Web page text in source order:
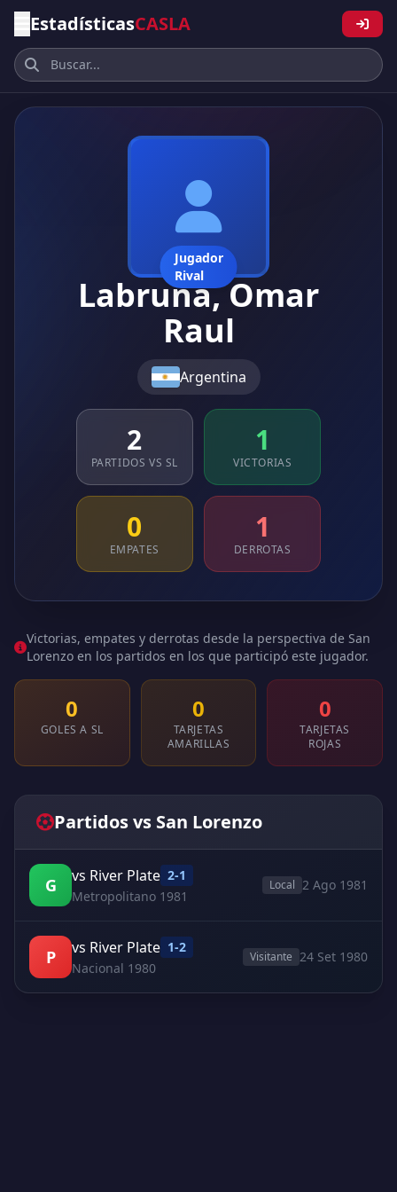
EstadísticasCASLA
Jugador
Rival
Labruna, Omar
Raul
Argentina
2
PARTIDOS VS SL
1
VICTORIAS
0
EMPATES
1
DERROTAS
Victorias, empates y derrotas desde la perspectiva de San
Lorenzo en los partidos en los que participó este jugador.
0
GOLES A SL
0
TARJETAS
AMARILLAS
0
TARJETAS
ROJAS
Partidos vs San Lorenzo
G vs River Plate 2-1
Metropolitano 1981
Local 2 Ago 1981
P vs River Plate 1-2
Nacional 1980
Visitante 24 Set 1980